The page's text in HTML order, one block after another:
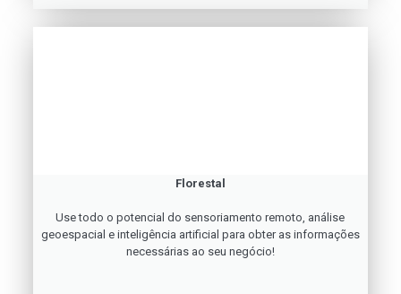
Florestal
Use todo o potencial do sensoriamento remoto, análise
geoespacial e inteligência artificial para obter as informações
necessárias ao seu negócio!